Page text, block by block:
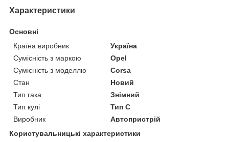
Характеристики
Основні
Країна виробник
Україна
Сумісність з маркою
Opel
Сумісність з моделлю
Corsa
Стан
Новий
Тип гака
Знімний
Тип кулі
Тип C
Виробник
Автопристрій
Користувальницькі характеристики